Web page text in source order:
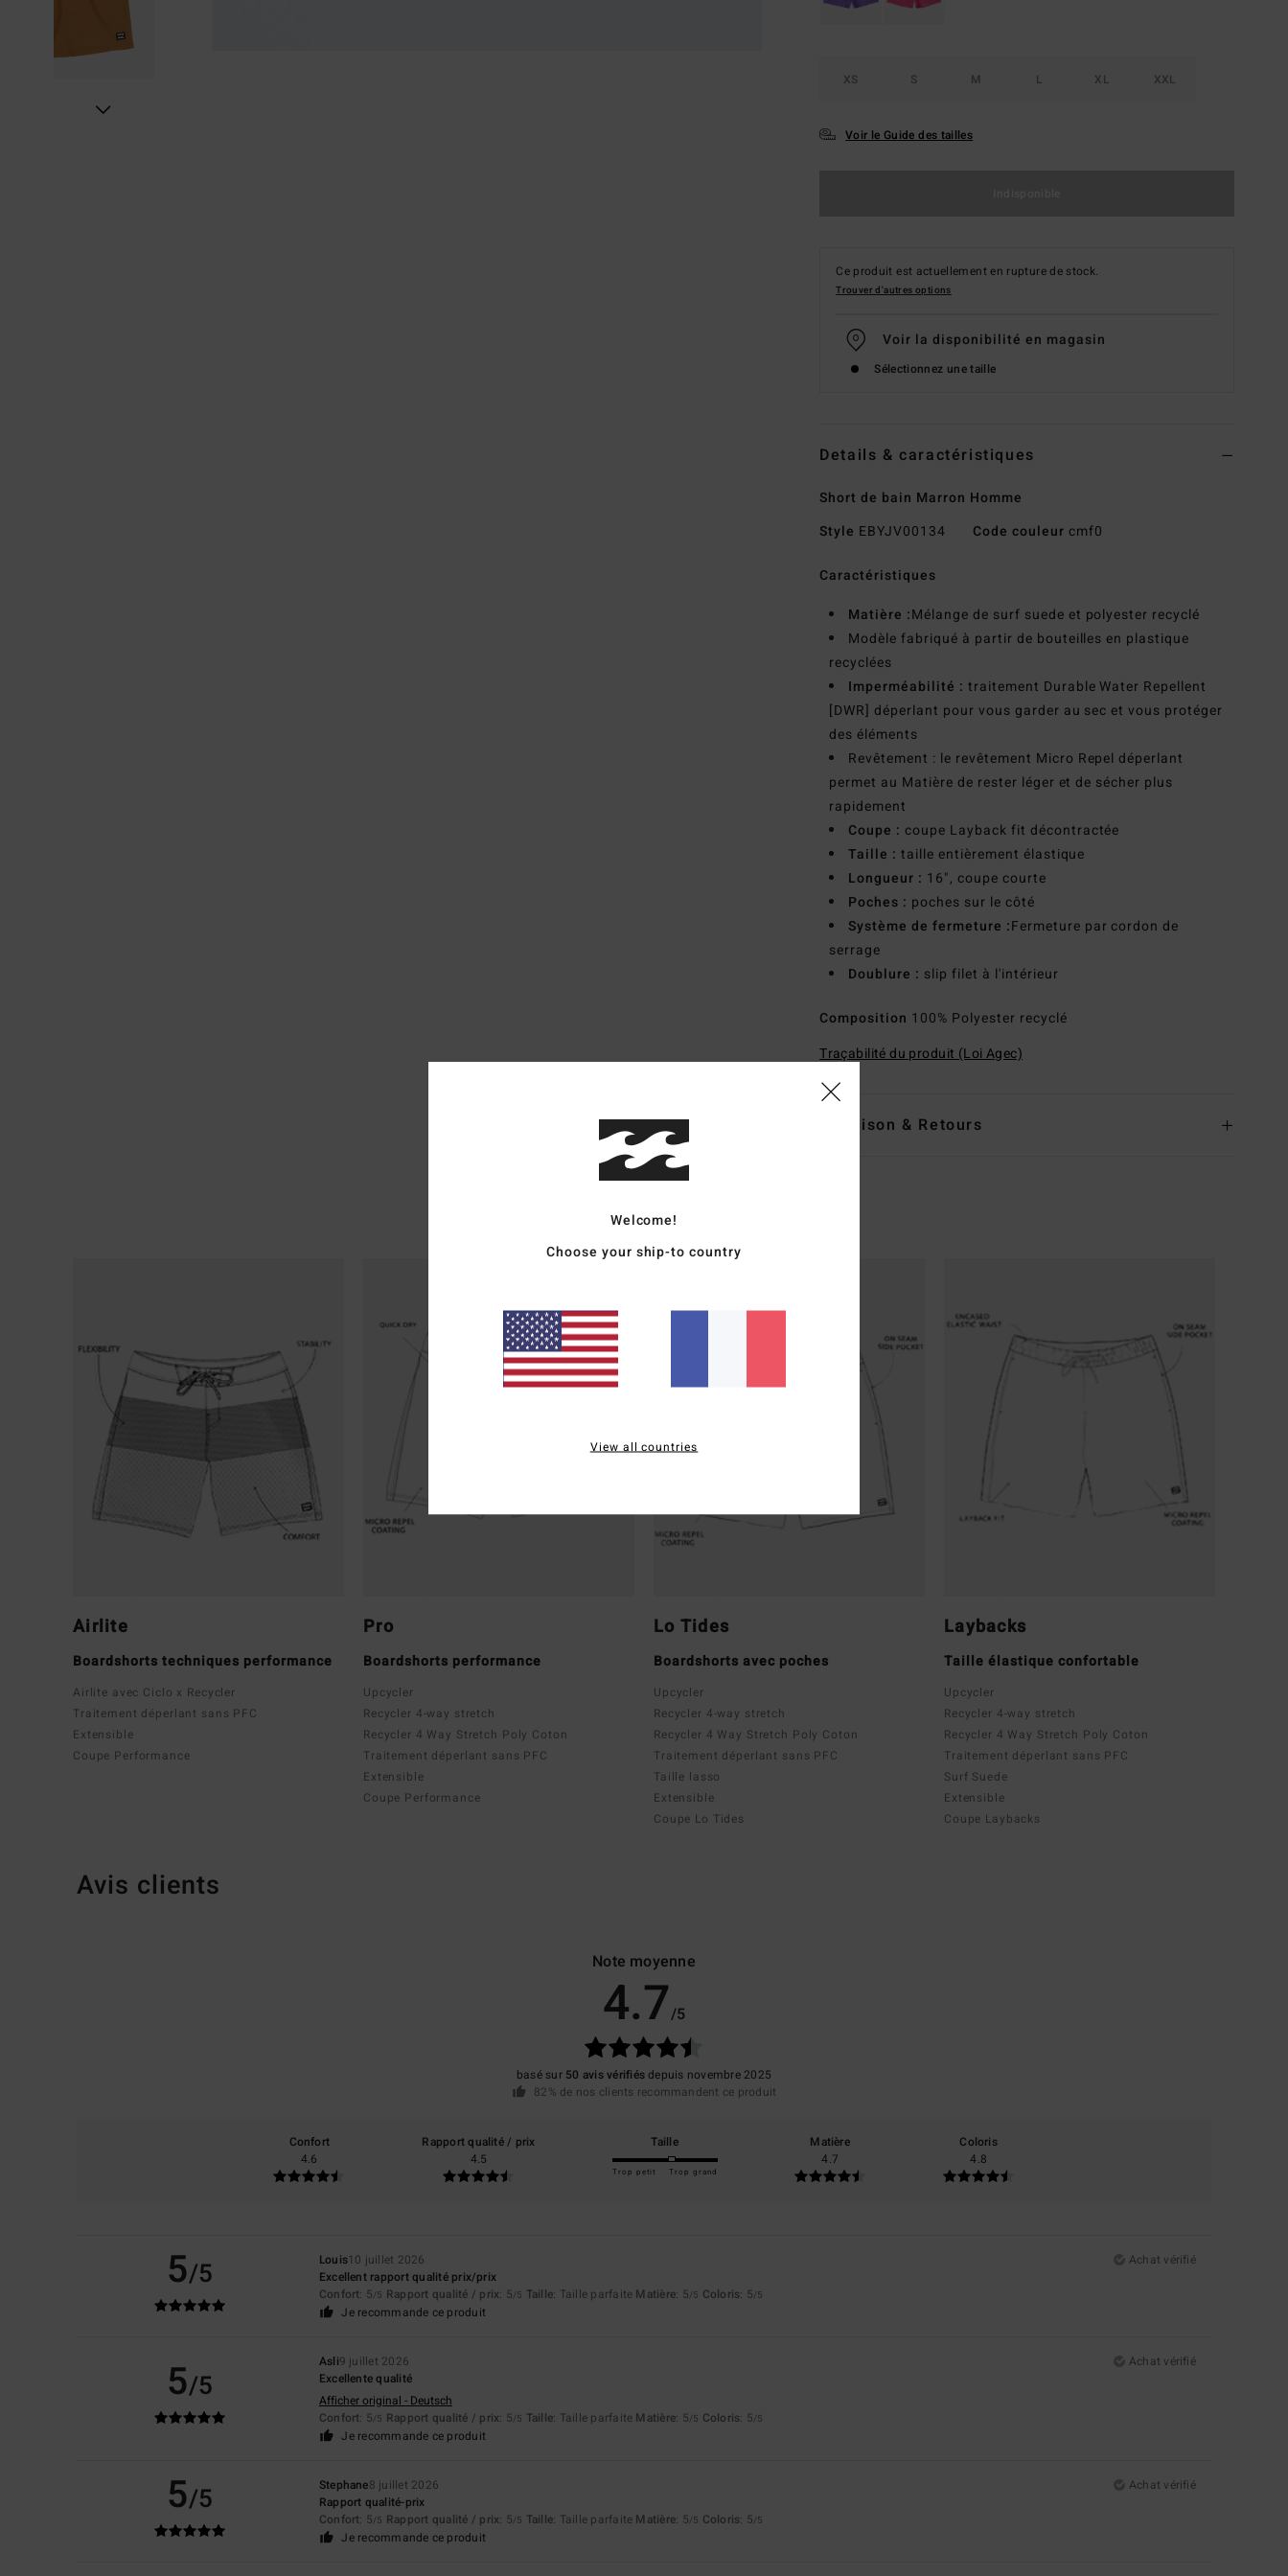
XS S M L XL XXL
Voir le Guide des tailles
Ce produit est actuellement en rupture de stock.
Trouver d'autres options
Voir la disponibilité en magasin
Sélectionnez une taille
Details & caractéristiques
Short de bain Marron Homme
Style EBYJV00134 Code couleur cmf0
Caractéristiques
Matière :Mélange de surf suede et polyester recyclé
Modèle fabriqué à partir de bouteilles en plastique
recyclées
Imperméabilité : traitement Durable Water Repellent
[DWR] déperlant pour vous garder au sec et vous protéger
des éléments
Revêtement : le revêtement Micro Repel déperlant
permet au Matière de rester léger et de sécher plus
rapidement
Coupe : coupe Layback fit décontractée
Taille : taille entièrement élastique
Longueur : 16", coupe courte
Poches : poches sur le côté
Système de fermeture :Fermeture par cordon de
serrage
Doublure : slip filet à l'intérieur
Composition 100% Polyester recyclé
Traçabilité du produit (Loi Agec)
Livraison & Retours
Boardshorts Guide
Airlite
Boardshorts techniques performance
Airlite avec Ciclo x Recycler
Traitement déperlant sans PFC
Extensible
Coupe Performance
Pro
Boardshorts performance
Upcycler
Recycler 4-way stretch
Recycler 4 Way Stretch Poly Coton
Traitement déperlant sans PFC
Extensible
Coupe Performance
Lo Tides
Boardshorts avec poches
Upcycler
Recycler 4-way stretch
Recycler 4 Way Stretch Poly Coton
Traitement déperlant sans PFC
Taille lasso
Extensible
Coupe Lo Tides
Laybacks
Taille élastique confortable
Upcycler
Recycler 4-way stretch
Recycler 4 Way Stretch Poly Coton
Traitement déperlant sans PFC
Surf Suede
Extensible
Coupe Laybacks
Avis clients
Note moyenne
4.7/5
basé sur 50 avis vérifiésdepuis novembre 2025
82% de nos clients recommandent ce produit
Confort
4.6
Rapport qualité / prix
4.5
Taille
Trop petit Trop grand
Matière
4.7
Coloris
4.8
5/5 Louis10 juillet 2026
Achat vérifié
Excellent rapport qualité prix/prix
Confort: 5/5 Rapport qualité / prix: 5/5 Taille: Taille parfaite Matière: 5/5 Coloris: 5/5
Je recommande ce produit
5/5
Asli9 juillet 2026
Achat vérifié
Excellente qualité
Afficher original - Deutsch
Confort: 5/5 Rapport qualité / prix: 5/5 Taille: Taille parfaite Matière: 5/5 Coloris: 5/5
Je recommande ce produit
5/5 Stephane8 juillet 2026
Achat vérifié
Rapport qualité-prix
Confort: 5/5 Rapport qualité / prix: 5/5 Taille: Taille parfaite Matière: 5/5 Coloris: 5/5
Je recommande ce produit
Welcome!
Choose your ship-to country
View all countries